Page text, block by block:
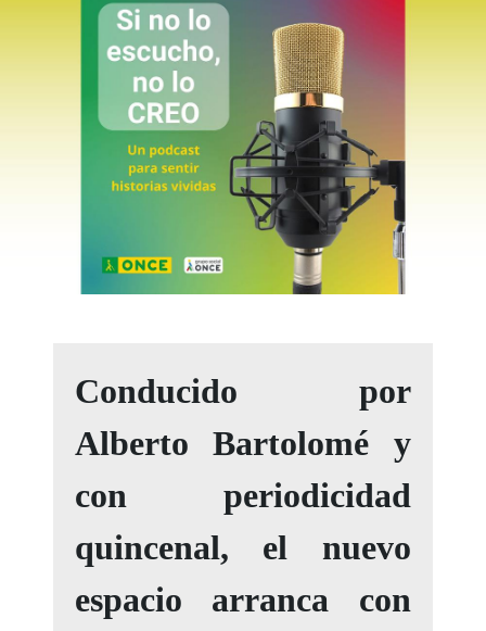
Conducido por
Alberto Bartolomé y
con periodicidad
quincenal, el nuevo
espacio arranca con